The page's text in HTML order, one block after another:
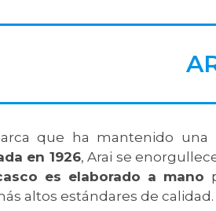
que ha mantenido una
en 1926, Arai se
es elaborado a mano
altos estándares de calidad.